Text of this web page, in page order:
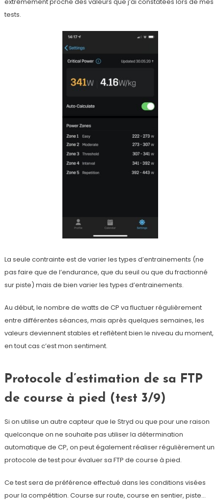
tests.
La seule contrainte est de varier les types d’entrainements (ne
pas faire que de l’endurance, que du seuil ou que du fractionné
sur piste) mais de bien varier les types d’entrainements.
Au début, le nombre de watts de CP va fluctuer régulièrement
entre différentes séances, mais après quelques semaines, les
valeurs deviennent stables et reflètent bien le niveau du moment,
en tout cas c’est mon sentiment.
Protocole d’estimation de sa FTP
de course à pied (test 3/9)
Si on utilise un autre capteur que le Stryd ou que pour une raison
quelconque on ne souhaite pas utiliser la détermination
automatique de CP, on peut également réaliser régulièrement un
protocole de test pour évaluer sa FTP de course à pied.
Ce test sera de préférence effectué dans les conditions visées
pour la compétition. Course sur route, course en sentier, piste…